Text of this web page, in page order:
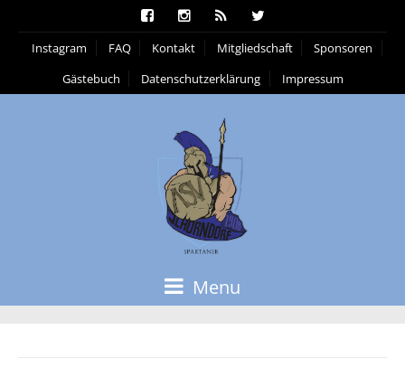
Instagram FAQ Kontakt Mitgliedschaft
Sponsoren
Gästebuch
Datenschutzerklärung Impressum
Menu